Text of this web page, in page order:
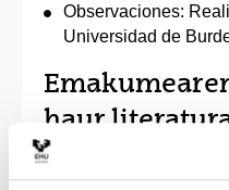
Observaciones:
Universidad de
haur
1980ko